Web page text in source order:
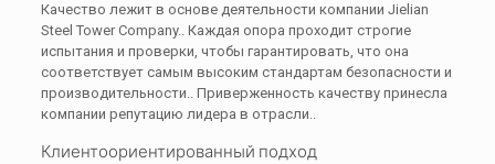
Качество лежит в основе деятельности компании Jielian
Steel Tower Company.. Каждая опора проходит строгие
испытания и проверки, чтобы гарантировать, что она
соответствует самым высоким стандартам безопасности и
производительности.. Приверженность качеству принесла
компании репутацию лидера в отрасли..
Клиентоориентированный подход